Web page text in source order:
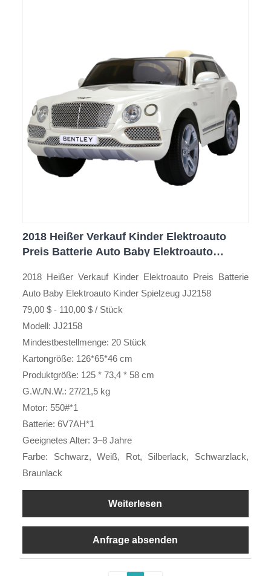
2018 Heißer Verkauf Kinder Elektroauto
Preis Batterie Auto Baby Elektroauto
2018 Heißer Verkauf Kinder Elektroauto Preis Batterie
Auto Baby Elektroauto Kinder Spielzeug JJ2158
79,00 $ - 110,00 $ / Stück
Modell: JJ2158
Mindestbestellmenge: 20 Stück
Kartongröße: 126*65*46 cm
Produktgröße: 125 * 73,4 * 58 cm
G.W./N.W.: 27/21,5 kg
Motor: 550#*1
Batterie: 6V7AH*1
Geeignetes Alter: 3–8 Jahre
Farbe: Schwarz, Weiß, Rot, Silberlack, Schwarzlack,
Braunlack
Weiterlesen
Anfrage absenden